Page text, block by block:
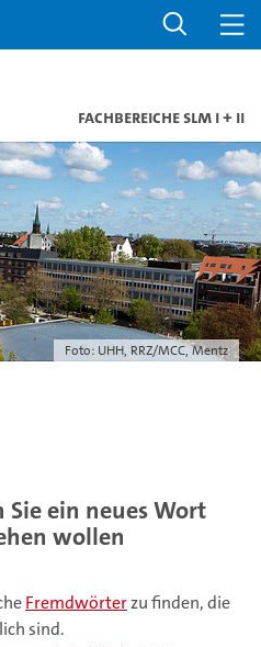
Fachbereiche SLM I + II
Foto: UHH, RRZ/MCC, Mentz
Sie ein neues Wort
wollen
Fremdwörterzu finden, die
sind.